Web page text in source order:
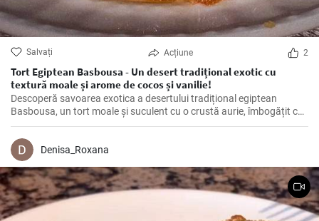
Salvați Acțiune 2
Tort Egiptean Basbousa - Un desert tradițional exotic cu
textură moale și arome de cocos și vanilie!
Descoperă savoarea exotica a desertului tradițional egiptean
Basbousa, un tort moale și suculent cu o crustă aurie, îmbogățit cu
arome intense de cocos și vanilie și înmuiat într-un sirop dulce și
parfumat.
Denisa_Roxana